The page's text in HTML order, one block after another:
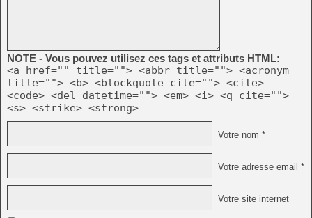
NOTE - Vous pouvez utilisez ces tags et attributs HTML:
<a href="" title=""> <abbr title=""> <acronym
title=""> <b> <blockquote cite=""> <cite>
<code> <del datetime=""> <em> <i> <q cite="">
<s> <strike> <strong>
Votre nom *
Votre adresse email *
Votre site internet